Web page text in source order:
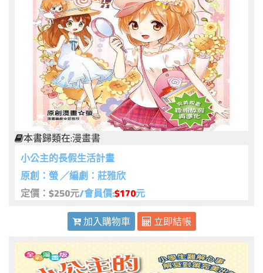
本書歸類在:漫畫書
小公主的長假生活計畫
原創：螢 ／編劇：莊雅欣
定價：$250元/會員價:$170元
加入購物車
立即結帳